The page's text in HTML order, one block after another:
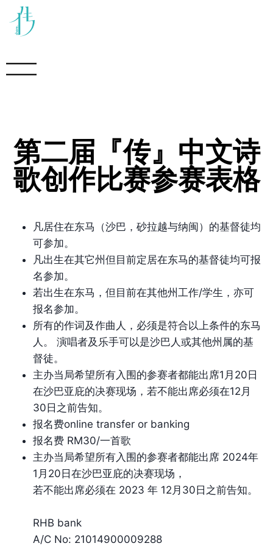
第二届『传』中文诗
歌创作比赛参赛表格
凡居住在东马（沙巴，砂拉越与纳闽）的基督徒均
可参加。
凡出生在其它州但目前定居在东马的基督徒均可报
名参加。
若出生在东马，但目前在其他州工作/学生，亦可
报名参加。
所有的作词及作曲人，必须是符合以上条件的东马
人。 演唱者及乐手可以是沙巴人或其他州属的基
督徒。
主办当局希望所有入围的参赛者都能出席1月20日
在沙巴亚庇的决赛现场，若不能出席必须在12月
30日之前告知。
报名费online transfer or banking
报名费 RM30/一首歌
主办当局希望所有入围的参赛者都能出席 2024年
1月20日在沙巴亚庇的决赛现场，
若不能出席必须在 2023 年 12月30日之前告知。
RHB bank
A/C No: 21014900009288